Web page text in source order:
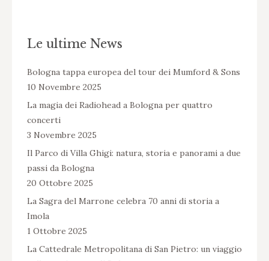
Le ultime News
Bologna tappa europea del tour dei Mumford & Sons
10 Novembre 2025
La magia dei Radiohead a Bologna per quattro
concerti
3 Novembre 2025
Il Parco di Villa Ghigi: natura, storia e panorami a due
passi da Bologna
20 Ottobre 2025
La Sagra del Marrone celebra 70 anni di storia a
Imola
1 Ottobre 2025
La Cattedrale Metropolitana di San Pietro: un viaggio